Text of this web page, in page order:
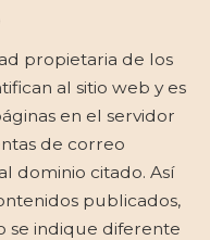
propietaria de los
al sitio web y es
en el servidor
de correo
dominio citado. Así
publicados,
se indique diferente